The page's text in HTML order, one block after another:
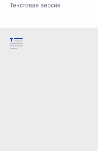
Текстовая версия